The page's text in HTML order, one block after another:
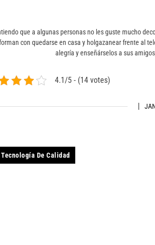
que a algunas personas no les guste mucho
con quedarse en casa y holgazanear frente al
alegría y enseñárselos a sus
4.1/5 - (14 votes)
Tecnología De Calidad